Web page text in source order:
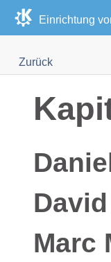
Einrichtung
Zurück
David
Marc